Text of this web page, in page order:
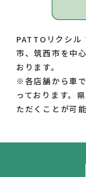
PATTOリクシル
市、筑西市を中
おります。
※各店舗から車
っております。
ただくことが可能